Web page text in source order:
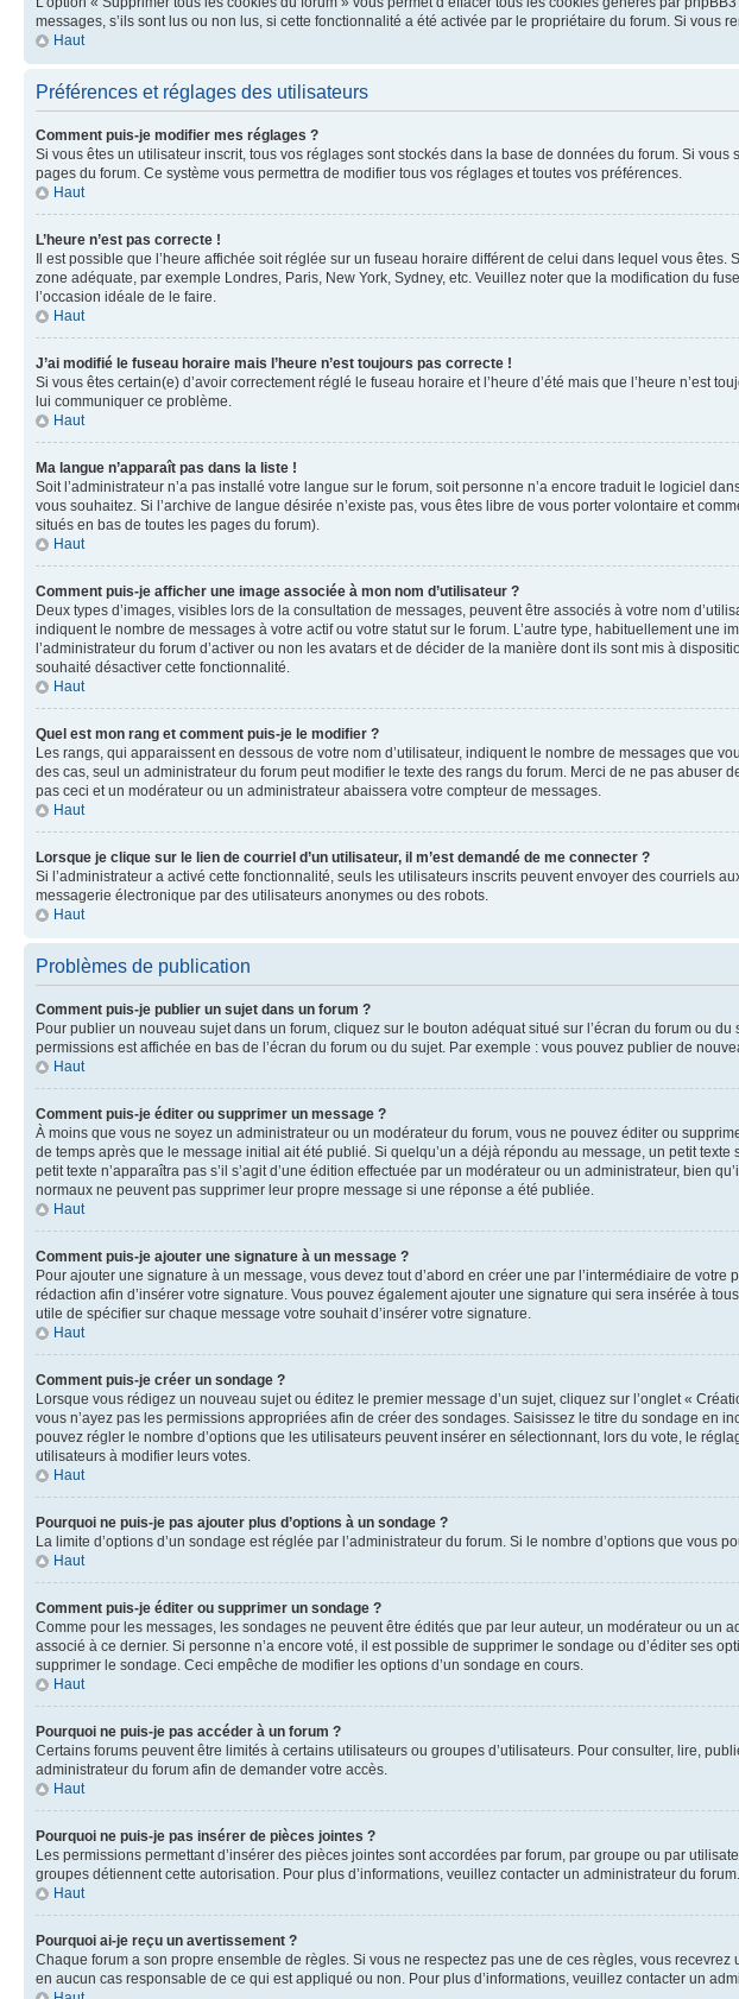
messages, s’ils sont lus ou non lus, si cette fonctionnalité a été activée par le propriétaire du forum. Si
Haut
Préférences et réglages des utilisateurs
Comment puis-je modifier mes réglages ?
Si vous êtes un utilisateur inscrit, tous vos réglages sont stockés dans la base de données du forum. Si
pages du forum. Ce système vous permettra de modifier tous vos réglages et toutes vos préférences.
Haut
L’heure n’est pas correcte !
Il est possible que l’heure affichée soit réglée sur un fuseau horaire différent de celui dans lequel vous
zone adéquate, par exemple Londres, Paris, New York, Sydney, etc. Veuillez noter que la modification du
l’occasion idéale de le faire.
Haut
J’ai modifié le fuseau horaire mais l’heure n’est toujours pas correcte !
Si vous êtes certain(e) d’avoir correctement réglé le fuseau horaire et l’heure d’été mais que l’heure n’est
lui communiquer ce problème.
Haut
Ma langue n’apparaît pas dans la liste !
Soit l’administrateur n’a pas installé votre langue sur le forum, soit personne n’a encore traduit le logiciel
vous souhaitez. Si l’archive de langue désirée n’existe pas, vous êtes libre de vous porter volontaire et
situés en bas de toutes les pages du forum).
Haut
Comment puis-je afficher une image associée à mon nom d’utilisateur ?
Deux types d’images, visibles lors de la consultation de messages, peuvent être associés à votre nom
indiquent le nombre de messages à votre actif ou votre statut sur le forum. L’autre type, habituellement
l’administrateur du forum d’activer ou non les avatars et de décider de la manière dont ils sont mis à
souhaité désactiver cette fonctionnalité.
Haut
Quel est mon rang et comment puis-je le modifier ?
Les rangs, qui apparaissent en dessous de votre nom d’utilisateur, indiquent le nombre de messages que
des cas, seul un administrateur du forum peut modifier le texte des rangs du forum. Merci de ne pas
pas ceci et un modérateur ou un administrateur abaissera votre compteur de messages.
Haut
Lorsque je clique sur le lien de courriel d’un utilisateur, il m’est demandé de me connecter ?
Si l’administrateur a activé cette fonctionnalité, seuls les utilisateurs inscrits peuvent envoyer des courriels
messagerie électronique par des utilisateurs anonymes ou des robots.
Haut
Problèmes de publication
Comment puis-je publier un sujet dans un forum ?
Pour publier un nouveau sujet dans un forum, cliquez sur le bouton adéquat situé sur l’écran du forum ou
permissions est affichée en bas de l’écran du forum ou du sujet. Par exemple : vous pouvez publier de
Haut
Comment puis-je éditer ou supprimer un message ?
À moins que vous ne soyez un administrateur ou un modérateur du forum, vous ne pouvez éditer ou
de temps après que le message initial ait été publié. Si quelqu’un a déjà répondu au message, un petit
petit texte n’apparaîtra pas s’il s’agit d’une édition effectuée par un modérateur ou un administrateur, bien
normaux ne peuvent pas supprimer leur propre message si une réponse a été publiée.
Haut
Comment puis-je ajouter une signature à un message ?
Pour ajouter une signature à un message, vous devez tout d’abord en créer une par l’intermédiaire de
rédaction afin d’insérer votre signature. Vous pouvez également ajouter une signature qui sera insérée à
utile de spécifier sur chaque message votre souhait d’insérer votre signature.
Haut
Comment puis-je créer un sondage ?
Lorsque vous rédigez un nouveau sujet ou éditez le premier message d’un sujet, cliquez sur l’onglet «
vous n’ayez pas les permissions appropriées afin de créer des sondages. Saisissez le titre du sondage
pouvez régler le nombre d’options que les utilisateurs peuvent insérer en sélectionnant, lors du vote, le
utilisateurs à modifier leurs votes.
Haut
Pourquoi ne puis-je pas ajouter plus d’options à un sondage ?
La limite d’options d’un sondage est réglée par l’administrateur du forum. Si le nombre d’options que
Haut
Comment puis-je éditer ou supprimer un sondage ?
Comme pour les messages, les sondages ne peuvent être édités que par leur auteur, un modérateur ou
associé à ce dernier. Si personne n’a encore voté, il est possible de supprimer le sondage ou d’éditer ses
supprimer le sondage. Ceci empêche de modifier les options d’un sondage en cours.
Haut
Pourquoi ne puis-je pas accéder à un forum ?
Certains forums peuvent être limités à certains utilisateurs ou groupes d’utilisateurs. Pour consulter, lire,
administrateur du forum afin de demander votre accès.
Haut
Pourquoi ne puis-je pas insérer de pièces jointes ?
Les permissions permettant d’insérer des pièces jointes sont accordées par forum, par groupe ou par
groupes détiennent cette autorisation. Pour plus d’informations, veuillez contacter un administrateur du forum.
Haut
Pourquoi ai-je reçu un avertissement ?
Chaque forum a son propre ensemble de règles. Si vous ne respectez pas une de ces règles, vous
en aucun cas responsable de ce qui est appliqué ou non. Pour plus d’informations, veuillez contacter un